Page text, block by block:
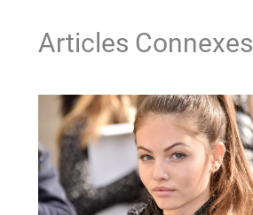
Articles Connexes